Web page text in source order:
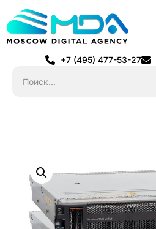
+7 (495) 477-53-27